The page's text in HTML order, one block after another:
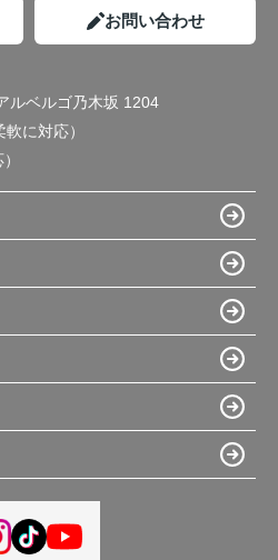
お問い合わせ
ルベルゴ乃木坂 1204
に対応）